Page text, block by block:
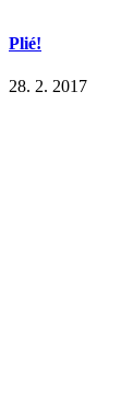
Plié!
28. 2. 2017